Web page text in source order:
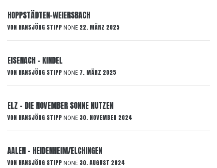
HOPPSTÄDTEN-WEIERSBACH
VON HANSJÖRG STIPP NONE 22. MÄRZ 2025
EISENACH – KINDEL
VON HANSJÖRG STIPP NONE 7. MÄRZ 2025
ELZ – DIE NOVEMBER SONNE NUTZEN
VON HANSJÖRG STIPP NONE 30. NOVEMBER 2024
AALEN – HEIDENHEIM/ELCHINGEN
VON HANSJÖRG STIPP NONE 30. AUGUST 2024